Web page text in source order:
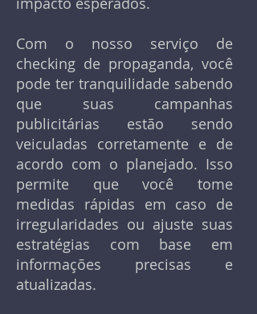
Com o nosso serviço de
checking de propaganda, você
pode ter tranquilidade sabendo
que suas campanhas
publicitárias estão sendo
veiculadas corretamente e de
acordo com o planejado. Isso
permite que você tome
medidas rápidas em caso de
irregularidades ou ajuste suas
estratégias com base em
informações precisas e
atualizadas.